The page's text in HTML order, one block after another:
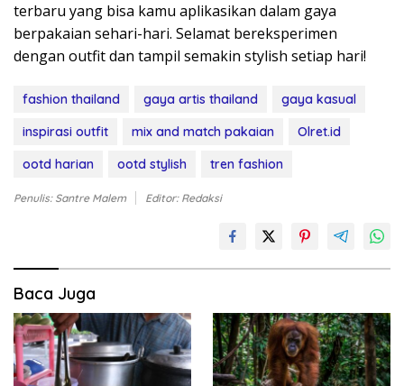
terbaru yang bisa kamu aplikasikan dalam gaya
berpakaian sehari-hari. Selamat bereksperimen
dengan outfit dan tampil semakin stylish setiap hari!
fashion thailand gaya artis thailand
gaya kasual
inspirasi outfit
mix and match pakaian
Olret.id
ootd harian
ootd stylish tren fashion
Penulis: Santre Malem Editor: Redaksi
Baca Juga